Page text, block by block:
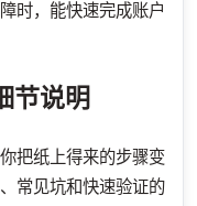
时，能快速完成账户
节说明
把纸上得来的步骤变
常见坑和快速验证的